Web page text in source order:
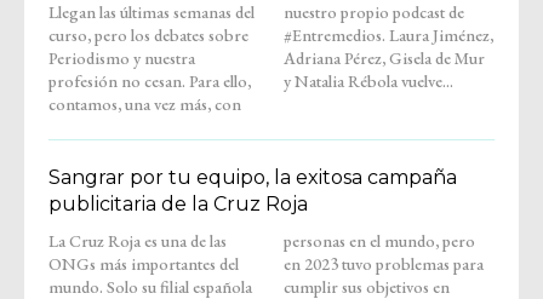
Llegan las últimas semanas del
curso, pero los debates sobre
Periodismo y nuestra
profesión no cesan. Para ello,
contamos, una vez más, con
nuestro propio podcast de
#Entremedios. Laura Jiménez,
Adriana Pérez, Gisela de Mur
y Natalia Rébola vuelve...
Sangrar por tu equipo, la exitosa campaña
publicitaria de la Cruz Roja
La Cruz Roja es una de las
ONGs más importantes del
mundo. Solo su filial española
personas en el mundo, pero
en 2023 tuvo problemas para
cumplir sus objetivos en